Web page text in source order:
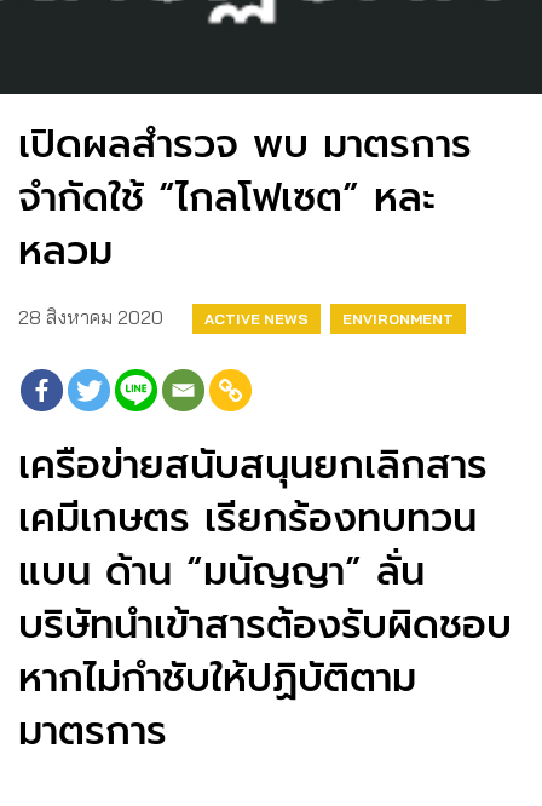
เปิดผลสำรวจ พบ มาตรการ
จำกัดใช้ “ไกลโฟเซต” หละ
หลวม
28 สิงหาคม 2020 ACTIVE NEWS ENVIRONMENT
เครือข่ายสนับสนุนยกเลิกสาร
เคมีเกษตร เรียกร้องทบทวน
แบน ด้าน “มนัญญา” ลั่น
บริษัทนำเข้าสารต้องรับผิดชอบ
หากไม่กำชับให้ปฏิบัติตาม
มาตรการ